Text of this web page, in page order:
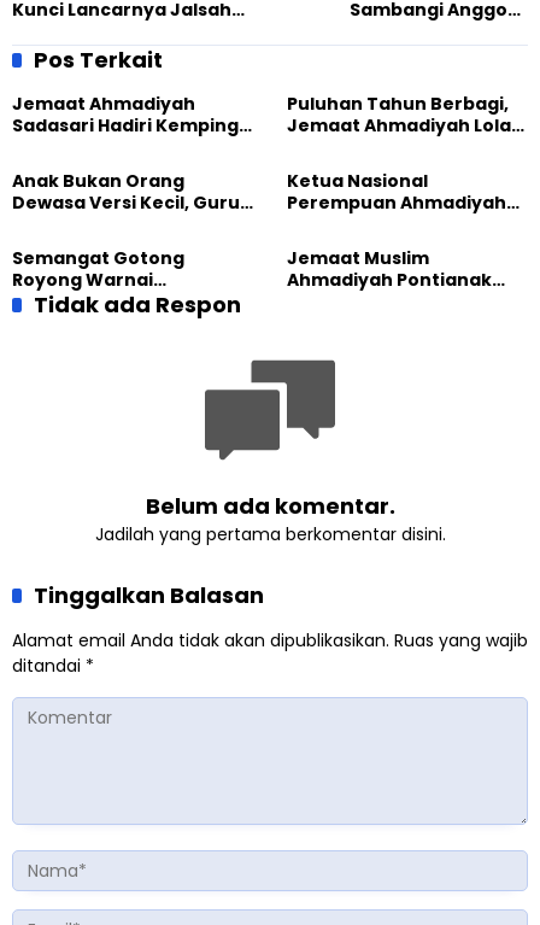
Kunci Lancarnya Jalsah
Sambangi Anggota
Dialog Moderasi Beragama
Pos Terkait
Jemaat Ahmadiyah
Sadasari Hadiri Kemping
Majalengka
Puluhan Tahun Berbagi,
Jemaat Ahmadiyah Lolak
Sembako kepada Warga
Anak Bukan Orang
Dewasa Versi Kecil, Guru
Pendidikan BERLIAN
Ketua Nasional
Perempuan Ahmadiyah
Besar Universitas
Terbuka
Semangat Gotong
Royong Warnai
Pembangunan Kembali
Jemaat Muslim
Ahmadiyah Pontianak
Tidak ada Respon
Belum ada komentar.
Jadilah yang pertama berkomentar disini.
Tinggalkan Balasan
Alamat email Anda tidak akan dipublikasikan. Ruas yang wajib
ditandai *